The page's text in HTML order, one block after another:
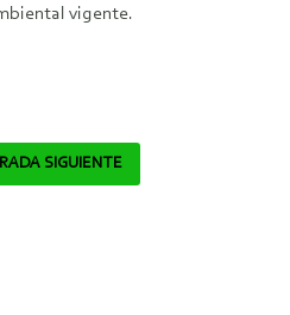
vigente.
SIGUIENTE